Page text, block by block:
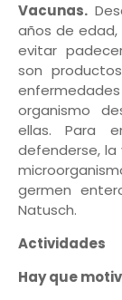
Vacunas.
años de edad,
evitar
son
organismo
ellas. Para
defenderse,
germen
Natusch.
Actividades
Hay que